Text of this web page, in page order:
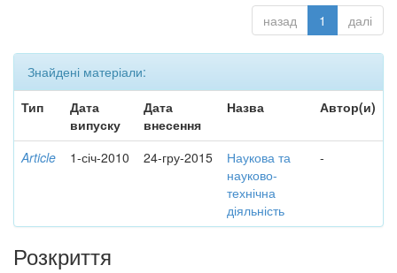
назад 1 далі
Знайдені матеріали:
Тип
Дата
випуску
Дата
внесення
Назва Автор(и)
Article 1-січ-2010 24-гру-2015
Наукова та
науково-
технічна
діяльність
-
Розкриття